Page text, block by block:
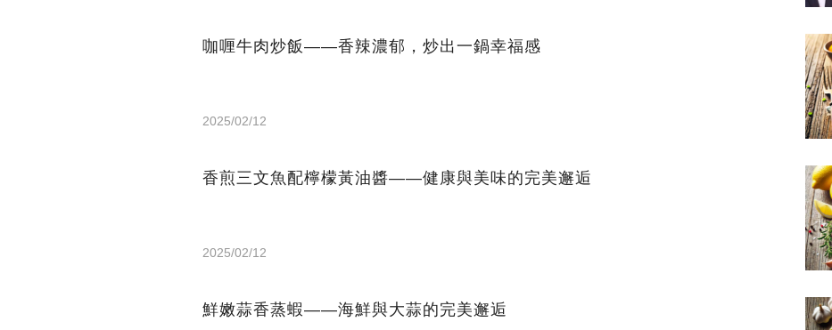
咖喱牛肉炒飯——香辣濃郁，炒出一鍋幸福感
2025/02/12
香煎三文魚配檸檬黃油醬——健康與美味的完美邂逅
2025/02/12
鮮嫩蒜香蒸蝦——海鮮與大蒜的完美邂逅